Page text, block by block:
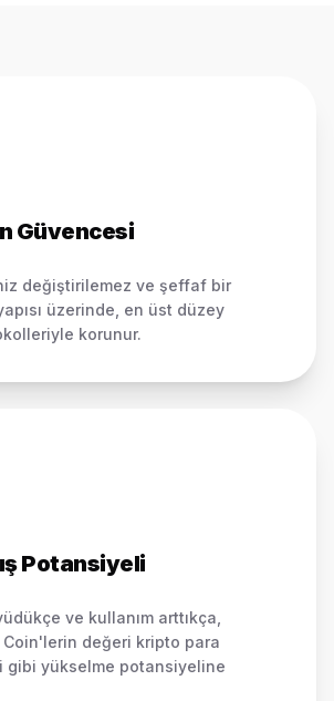
Güvencesi
değiştirilemez ve şeffaf bir
üzerinde, en üst düzey
korunur.
Potansiyeli
ve kullanım arttıkça,
Coin'lerin değeri kripto para
gibi yükselme potansiyeline